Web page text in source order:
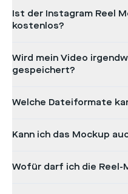
Ist der Instagram Reel
kostenlos?
Wird mein Video
gespeichert?
Welche Dateiformate
Kann ich das Mockup
Wofür darf ich die Reel-